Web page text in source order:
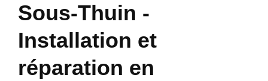
Sous-Thuin -
Installation et
réparation en